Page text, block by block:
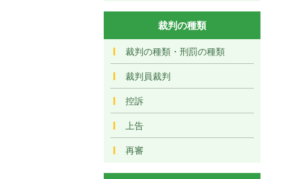
裁判の種類
裁判の種類・刑罰の種類
裁判員裁判
控訴
上告
再審